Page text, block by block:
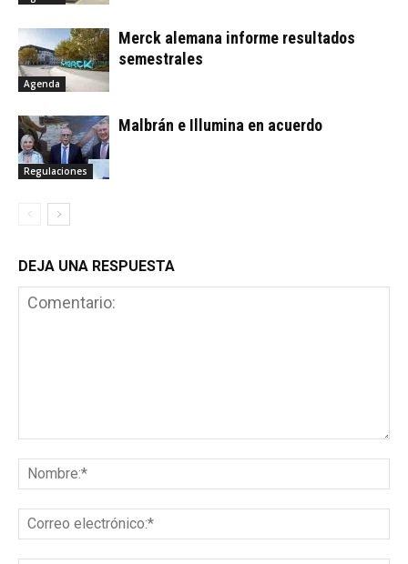
Agenda
Merck alemana informe resultados
semestrales
Regulaciones
Malbrán e Illumina en acuerdo
DEJA UNA RESPUESTA